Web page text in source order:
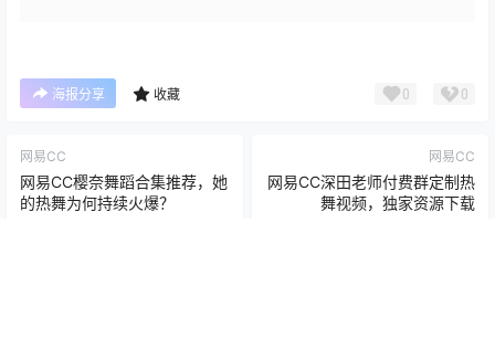
海报分享 收藏 0 0
网易CC
网易CC樱奈舞蹈合集推荐，她
的热舞为何持续火爆？
网易CC
网易CC深田老师付费群定制热
舞视频，独家资源下载